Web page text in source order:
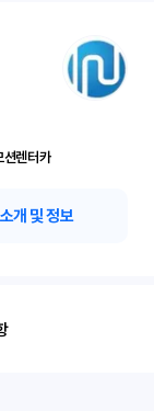
504호 인모션렌터카
개 및 정보